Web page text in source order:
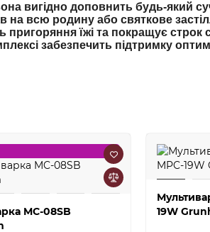
вигідно доповнить будь-який
на всю родину або святкове
їжі та покращує строк
забезпечить підтримку
MC-08SB
19W